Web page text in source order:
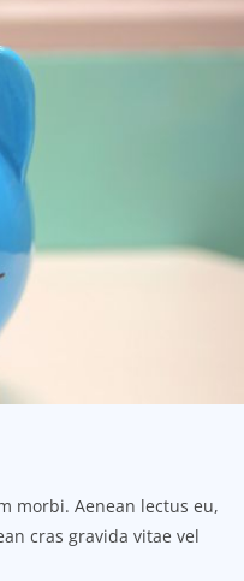
morbi. Aenean lectus eu,
cras gravida vitae vel